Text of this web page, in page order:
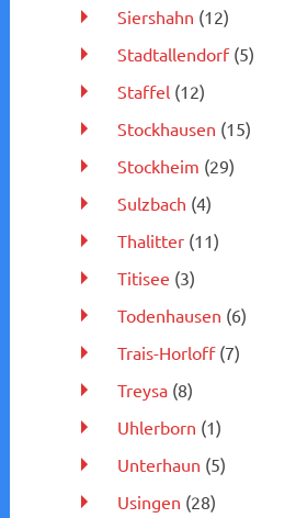
Siershahn (12)
Stadtallendorf(5)
Staffel(12)
Stockhausen (15)
Stockheim (29)
Sulzbach (4)
Thalitter(11)
Titisee (3)
Todenhausen (6)
Trais-Horloff(7)
Treysa(8)
Uhlerborn (1)
Unterhaun (5)
Usingen (28)